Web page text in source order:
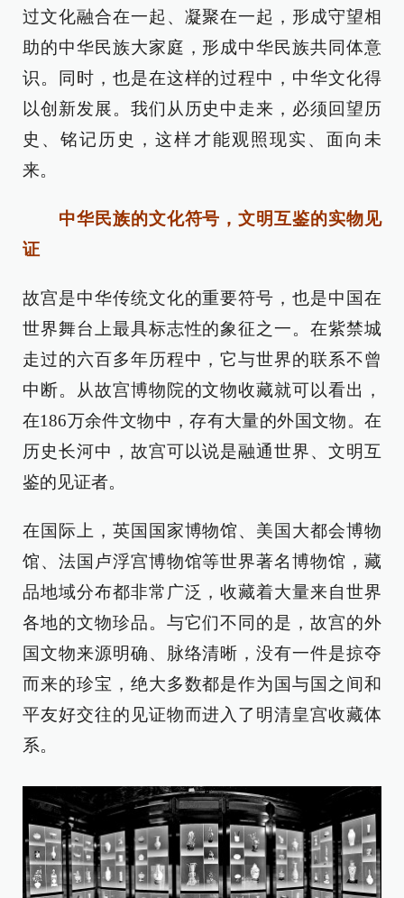
过文化融合在一起、凝聚在一起，形成守望相
助的中华民族大家庭，形成中华民族共同体意
识。同时，也是在这样的过程中，中华文化得
以创新发展。我们从历史中走来，必须回望历
史、铭记历史，这样才能观照现实、面向未
来。
中华民族的文化符号，文明互鉴的实物见
证
故宫是中华传统文化的重要符号，也是中国在
世界舞台上最具标志性的象征之一。在紫禁城
走过的六百多年历程中，它与世界的联系不曾
中断。从故宫博物院的文物收藏就可以看出，
在186万余件文物中，存有大量的外国文物。在
历史长河中，故宫可以说是融通世界、文明互
鉴的见证者。
在国际上，英国国家博物馆、美国大都会博物
馆、法国卢浮宫博物馆等世界著名博物馆，藏
品地域分布都非常广泛，收藏着大量来自世界
各地的文物珍品。与它们不同的是，故宫的外
国文物来源明确、脉络清晰，没有一件是掠夺
而来的珍宝，绝大多数都是作为国与国之间和
平友好交往的见证物而进入了明清皇宫收藏体
系。